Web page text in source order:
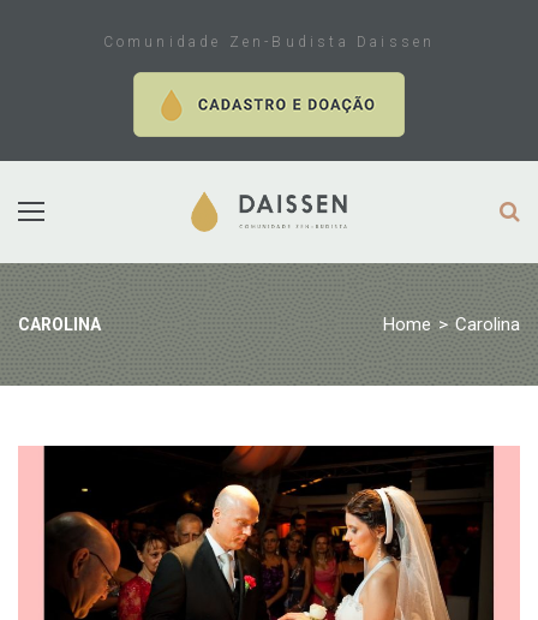
Comunidade Zen-Budista Daissen
CAROLINA Home > Carolina
Carolina